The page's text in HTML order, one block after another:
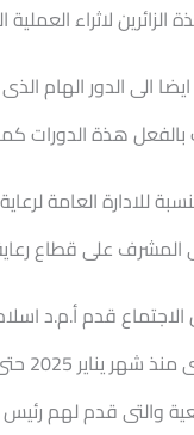
الزائرين لاثراء
الى الدور الهام
بالفعل هذة الدورات
للادارة العامة
المشرف على قطاع
الاجتماع قدم أ.م.د
والتى قدم لهم